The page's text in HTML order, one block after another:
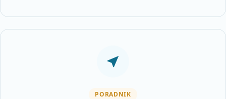
PORADNIK